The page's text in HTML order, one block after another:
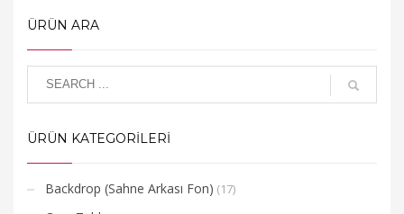
ÜRÜN ARA
ÜRÜN KATEGORİLERİ
Backdrop (Sahne Arkası Fon) (17)